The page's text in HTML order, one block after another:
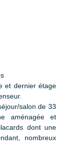
et dernier étage
salon de 33
aménagée et
dont une
nombreux